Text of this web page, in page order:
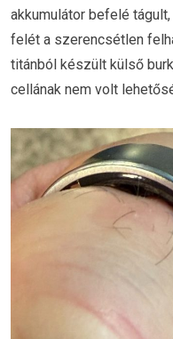
akkumulátor befelé
felét a szerencsétlen
titánból készült külső
cellának nem volt